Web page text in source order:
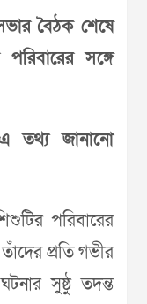
বৈঠক শেষে
সঙ্গে
এ তথ্য জানানো
পরিবারের
প্রতি গভীর
সুষ্ঠু তদন্ত